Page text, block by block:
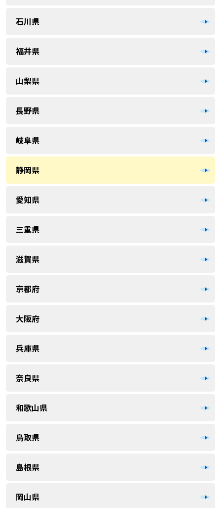
石川県
福井県
山梨県
長野県
岐阜県
静岡県
愛知県
三重県
滋賀県
京都府
大阪府
兵庫県
奈良県
和歌山県
鳥取県
島根県
岡山県